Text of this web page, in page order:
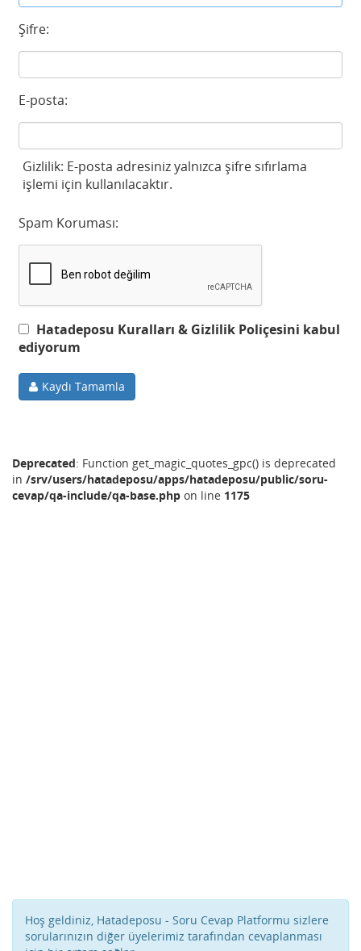
Şifre:
E-posta:
Gizlilik: E-posta adresiniz yalnızca şifre sıfırlama
işlemi için kullanılacaktır.
Spam Koruması:
Hatadeposu Kuralları & Gizlilik Poliçesini kabul
ediyorum
Kaydı Tamamla
Deprecated: Function get_magic_quotes_gpc() is deprecated
in /srv/users/hatadeposu/apps/hatadeposu/public/soru-
cevap/qa-include/qa-base.php on line 1175
Hoş geldiniz, Hatadeposu - Soru Cevap Platformu sizlere
sorularınızın diğer üyelerimiz tarafından cevaplanması